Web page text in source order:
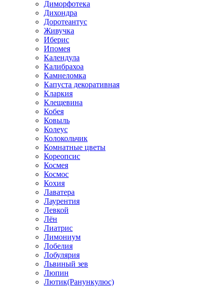
Диморфотека
Дихондра
Доротеантус
Живучка
Иберис
Ипомея
Календула
Калибрахоа
Камнеломка
Капуста декоративная
Кларкия
Клещевина
Кобея
Ковыль
Колеус
Колокольчик
Комнатные цветы
Кореопсис
Космея
Космос
Кохия
Лаватера
Лаурентия
Левкой
Лён
Лиатрис
Лимониум
Лобелия
Лобулярия
Львиный зев
Люпин
Лютик(Ранункулюс)